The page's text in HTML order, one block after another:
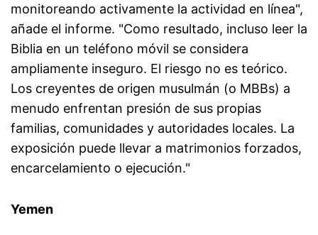
monitoreando activamente la actividad en línea",
añade el informe. "Como resultado, incluso leer la
Biblia en un teléfono móvil se considera
ampliamente inseguro. El riesgo no es teórico.
Los creyentes de origen musulmán (o MBBs) a
menudo enfrentan presión de sus propias
familias, comunidades y autoridades locales. La
exposición puede llevar a matrimonios forzados,
encarcelamiento o ejecución."
Yemen